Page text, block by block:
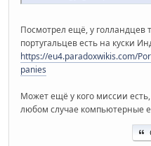
Посмотрел ещё, у голландцев
португальцев есть на куски
https://eu4.paradoxwikis.com/
panies
Может ещё у кого миссии
любом случае компьютерные